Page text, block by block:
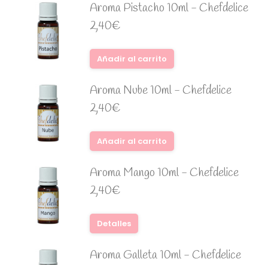
Aroma Pistacho 10ml - Chefdelice
2,40€
Añadir al carrito
Aroma Nube 10ml - Chefdelice
2,40€
Añadir al carrito
Aroma Mango 10ml - Chefdelice
2,40€
Detalles
Aroma Galleta 10ml - Chefdelice